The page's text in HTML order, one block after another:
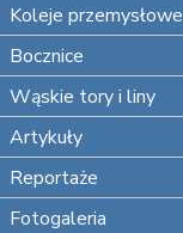
Koleje przemysłowe
Bocznice
Wąskie tory i liny
Artykuły
Reportaże
Fotogaleria